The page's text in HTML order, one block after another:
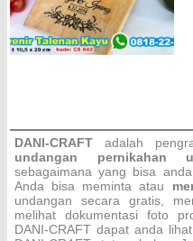
DANI-CRAFTadalah
undangan pernikahan
sebagaimana yang bisa
Anda bisa meminta atau
undangan secara gratis,
melihat dokumentasi foto
DANI-CRAFT dapat anda